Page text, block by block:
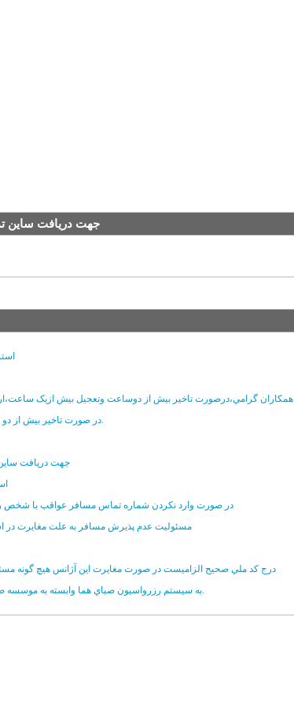
جهت دريافت ساين
همکاران گرامي،درصورت تاخير بيش از دوساعت وتعجيل بيش ازيک
در صورت تاخير بيش از دو ساعت ارائه بليط مهر شده الزامي است.
جهت دريافت ساين
در صورت وارد نکردن شماره تماس مسافر عواقب با شخص
مسئوليت عدم پذيرش مسافر به علت مغايرت در
درج کد ملي صحيح الزاميست در صورت مغايرت اين آژانس هيچ گونه
به سيستم رزرواسيون صباي هما وابسته به موسسه صندوق بازنشستگي ايران اير خوش امديد.